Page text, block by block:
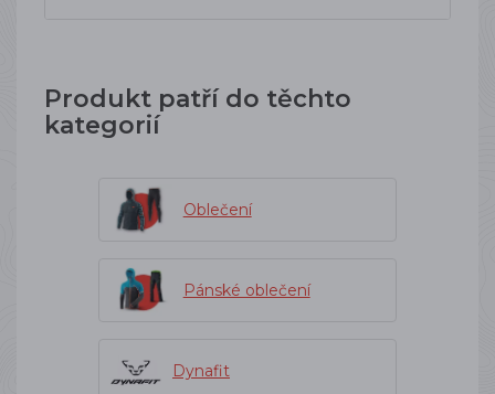
Produkt patří do těchto
kategorií
Oblečení
Pánské oblečení
Dynafit